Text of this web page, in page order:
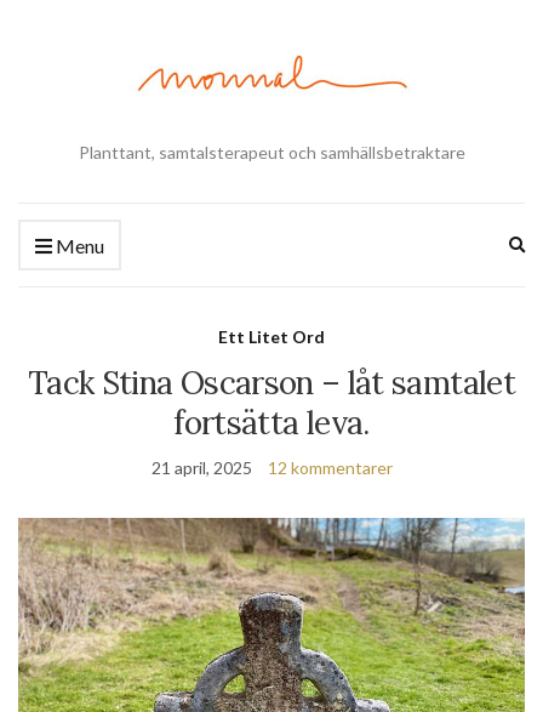
Planttant, samtalsterapeut och samhällsbetraktare
Menu
Ett Litet Ord
Tack Stina Oscarson – låt samtalet
fortsätta leva.
21 april, 2025 12 kommentarer